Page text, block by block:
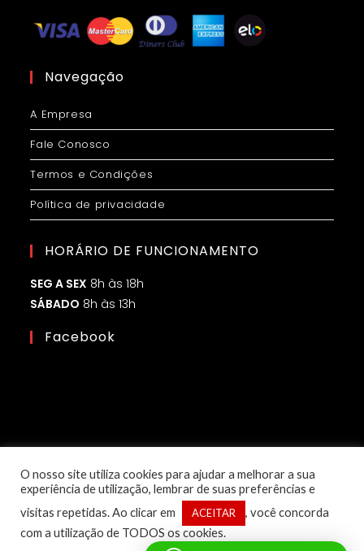
Navegação
A Empresa
Fale Conosco
Termos e Condições
Política de privacidade
HORÁRIO DE FUNCIONAMENTO
SEG A SEX 8h às 18h
SÁBADO 8h às 13h
Facebook
© Copyright 2025 – 1ª Classe Eletroled | Desenvolvido por:
O nosso site utiliza cookies para ajudar a melhorar a sua
experiência de utilização, lembrar de suas preferências e
visitas repetidas. Ao clicar em
ACEITAR
, você concorda
com a utilização de TODOS os cookies.